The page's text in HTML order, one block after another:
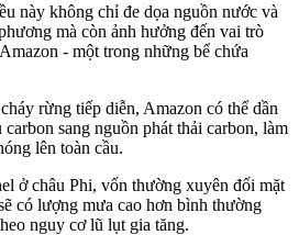
này không chỉ đe dọa nguồn nước và
mà còn ảnh hưởng đến vai trò
- một trong những bể chứa
rừng tiếp diễn, Amazon có thể dần
sang nguồn phát thải carbon, làm
lên toàn cầu.
ở châu Phi, vốn thường xuyên đối mặt
có lượng mưa cao hơn bình thường
nguy cơ lũ lụt gia tăng.